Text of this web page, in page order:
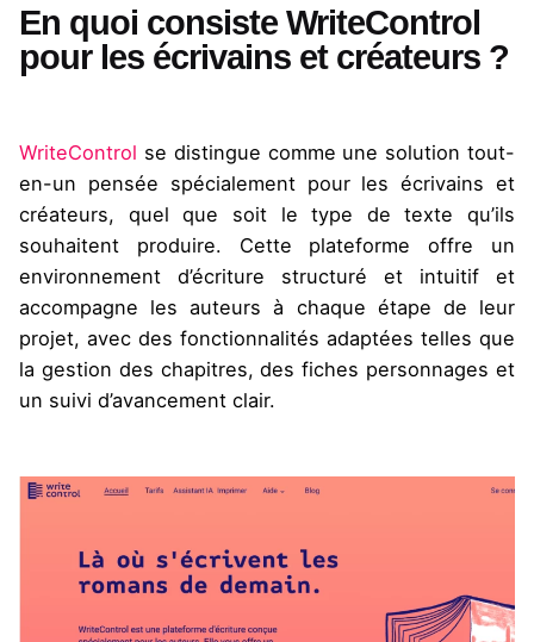
En quoi consiste WriteControl
pour les écrivains et créateurs ?
WriteControl se distingue comme une solution tout-
en-un pensée spécialement pour les écrivains et
créateurs, quel que soit le type de texte qu’ils
souhaitent produire. Cette plateforme offre un
environnement d’écriture structuré et intuitif et
accompagne les auteurs à chaque étape de leur
projet, avec des fonctionnalités adaptées telles que
la gestion des chapitres, des fiches personnages et
un suivi d’avancement clair.